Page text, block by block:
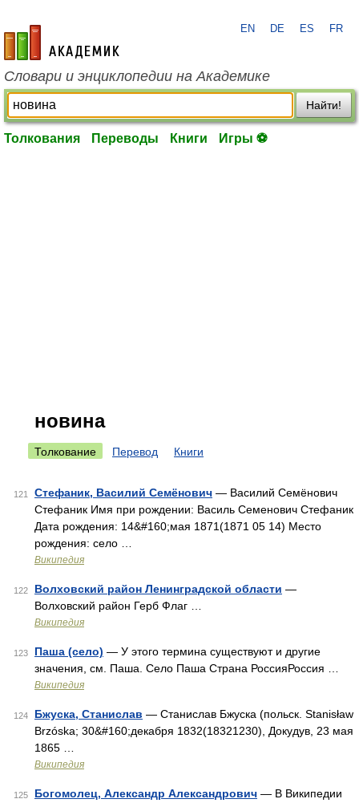
academic.ru
EN DE ES FR
Словари и энциклопедии на Академике
Найти!
Толкования Переводы Книги Игры ⚽
новина
Толкование Перевод Книги
121 Стефаник, Василий Семёнович — Василий Семёнович
Стефаник Имя при рождении: Василь Семенович Стефаник
Дата рождения: 14&#160;мая 1871(1871 05 14) Место
рождения: село …
Википедия
122 Волховский район Ленинградской области —
Волховский район Герб Флаг …
Википедия
123 Паша (село) — У этого термина существуют и другие
значения, см. Паша. Село Паша Страна РоссияРоссия …
Википедия
124 Бжуска, Станислав — Станислав Бжуска (польск. Stanisław
Brzóska; 30&#160;декабря 1832(18321230), Докудув, 23 мая
1865 …
Википедия
125 Богомолец, Александр Александрович — В Википедии